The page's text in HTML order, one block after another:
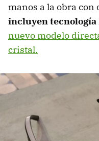
manos a la obra con
incluyen tecnología
nuevo modelo
cristal.